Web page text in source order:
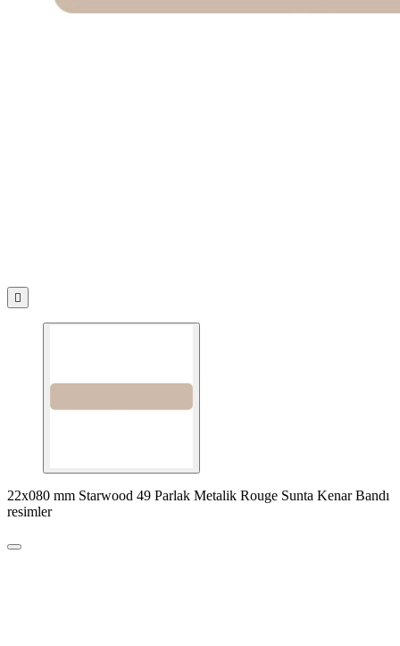

22x080 mm Starwood 49 Parlak Metalik Rouge Sunta Kenar Bandı
resimler